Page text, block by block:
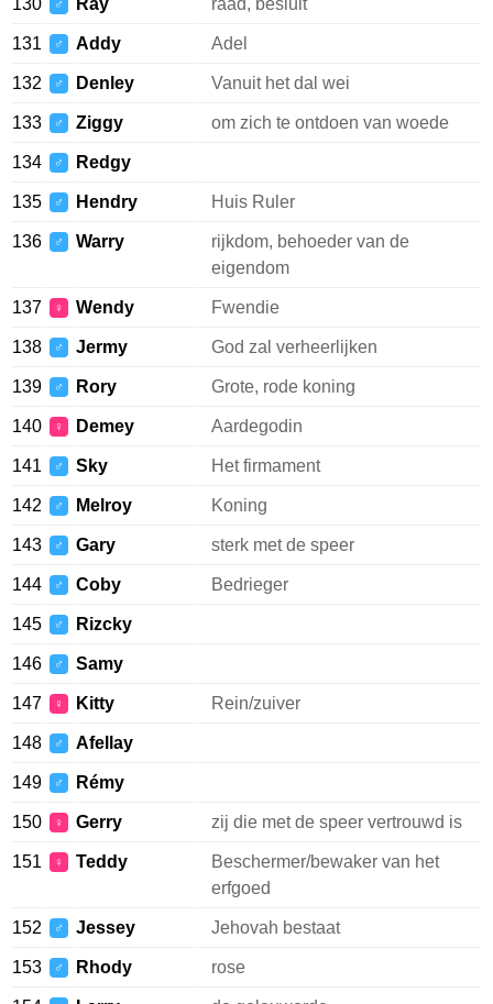
130 ♂ Ray raad, besluit
131 ♂ Addy Adel
132 ♂ Denley Vanuit het dal wei
133 ♂ Ziggy om zich te ontdoen van woede
134 ♂ Redgy
135 ♂ Hendry Huis Ruler
136 ♂ Warry
rijkdom, behoeder van de
eigendom
137 ♀ Wendy Fwendie
138 ♂ Jermy God zal verheerlijken
139 ♂ Rory Grote, rode koning
140 ♀ Demey Aardegodin
141 ♂ Sky Het firmament
142 ♂ Melroy Koning
143 ♂ Gary sterk met de speer
144 ♂ Coby Bedrieger
145 ♂ Rizcky
146 ♂ Samy
147 ♀ Kitty Rein/zuiver
148 ♂ Afellay
149 ♂ Rémy
150 ♀ Gerry zij die met de speer vertrouwd is
151 ♀ Teddy
Beschermer/bewaker van het
erfgoed
152 ♂ Jessey Jehovah bestaat
153 ♂ Rhody rose